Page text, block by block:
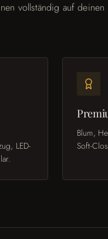
vollständig auf deinen
LED-
Blum,
Soft-